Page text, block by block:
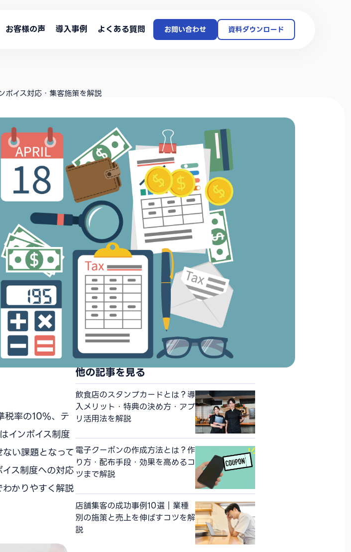
お客様の声 導入事例 よくある質問 お問い合わせ 資料ダウンロード
ボイス対応・集客施策を解説
税率の10%、テ
インボイス制度
い課題となって
ス制度への対応
かりやすく解説
他の記事を見る
飲食店のスタンプカードとは？導
入メリット・特典の決め方・アプ
リ活用法を解説
電子クーポンの作成方法とは？作
り方・配布手段・効果を高めるコ
ツまで解説
店舗集客の成功事例10選｜業種
別の施策と売上を伸ばすコツを解
説